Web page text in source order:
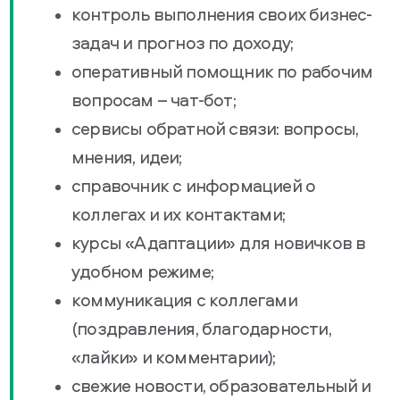
контроль выполнения своих бизнес-
задач и прогноз по доходу;
оперативный помощник по рабочим
вопросам – чат-бот;
сервисы обратной связи: вопросы,
мнения, идеи;
справочник с информацией о
коллегах и их контактами;
курсы «Адаптации» для новичков в
удобном режиме;
коммуникация с коллегами
(поздравления, благодарности,
«лайки» и комментарии);
свежие новости, образовательный и